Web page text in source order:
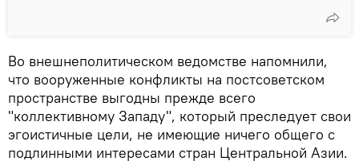
Во внешнеполитическом ведомстве напомнили,
что вооруженные конфликты на постсоветском
пространстве выгодны прежде всего
"коллективному Западу", который преследует свои
эгоистичные цели, не имеющие ничего общего с
подлинными интересами стран Центральной Азии.